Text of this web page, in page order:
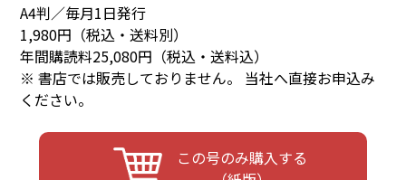
A4判／毎月1日発行
1,980円（税込・送料別）
年間購読料25,080円（税込・送料込）
※ 書店では販売しておりません。 当社へ直接お申込み
ください。
この号のみ購入する